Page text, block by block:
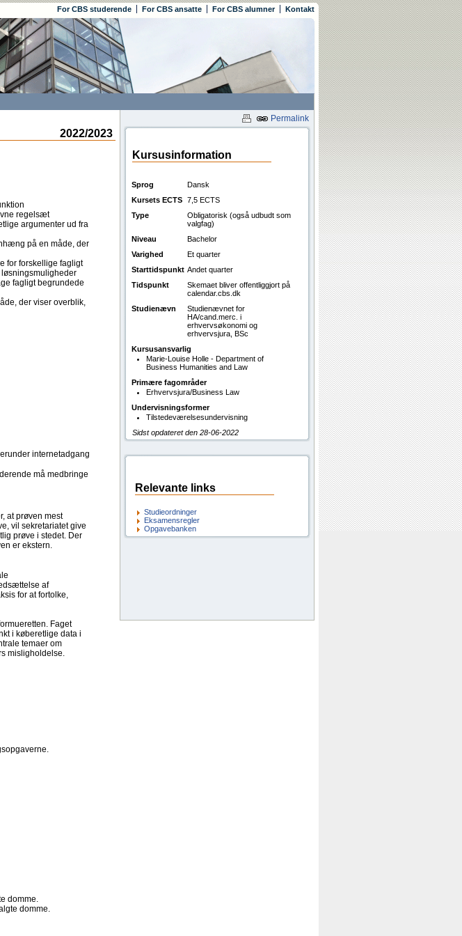
For CBS studerende For CBS ansatte For CBS alumner Kontakt
Permalink
2022/2023
regelsæt
argumenter ud fra
på en måde, der
for forskellige fagligt
fagligt begrundede
der viser overblik,
internetadgang
må medbringe
at prøven mest
vil sekretariatet give
prøve i stedet. Der
er ekstern.
af
for at fortolke,
Faget
i køberetlige data i
temaer om
misligholdelse.
domme.
domme.
Kursusinformation
Sprog
Dansk
Kursets ECTS 7,5 ECTS
Type
Obligatorisk (også udbudt som
valgfag)
Niveau
Bachelor
Varighed
Et quarter
Starttidspunkt Andet quarter
Tidspunkt
Skemaet bliver offentliggjort på
calendar.cbs.dk
Studienævn
Studienævnet for
HA/cand.merc. i
erhvervsøkonomi og
erhvervsjura, BSc
Kursusansvarlig
Marie-Louise Holle - Department of
Business Humanities and Law
Primære fagområder
Erhvervsjura/Business Law
Undervisningsformer
Tilstedeværelsesundervisning
Sidst opdateret den 28-06-2022
Relevante links
Studieordninger
Eksamensregler
Opgavebanken